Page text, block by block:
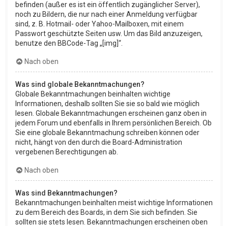
befinden (außer es ist ein öffentlich zugänglicher Server),
noch zu Bildern, die nur nach einer Anmeldung verfügbar
sind, z. B. Hotmail- oder Yahoo-Mailboxen, mit einem
Passwort geschützte Seiten usw. Um das Bild anzuzeigen,
benutze den BBCode-Tag „[img]“.
Nach oben
Was sind globale Bekanntmachungen?
Globale Bekanntmachungen beinhalten wichtige
Informationen, deshalb sollten Sie sie so bald wie möglich
lesen. Globale Bekanntmachungen erscheinen ganz oben in
jedem Forum und ebenfalls in Ihrem persönlichen Bereich. Ob
Sie eine globale Bekanntmachung schreiben können oder
nicht, hängt von den durch die Board-Administration
vergebenen Berechtigungen ab.
Nach oben
Was sind Bekanntmachungen?
Bekanntmachungen beinhalten meist wichtige Informationen
zu dem Bereich des Boards, in dem Sie sich befinden. Sie
sollten sie stets lesen. Bekanntmachungen erscheinen oben